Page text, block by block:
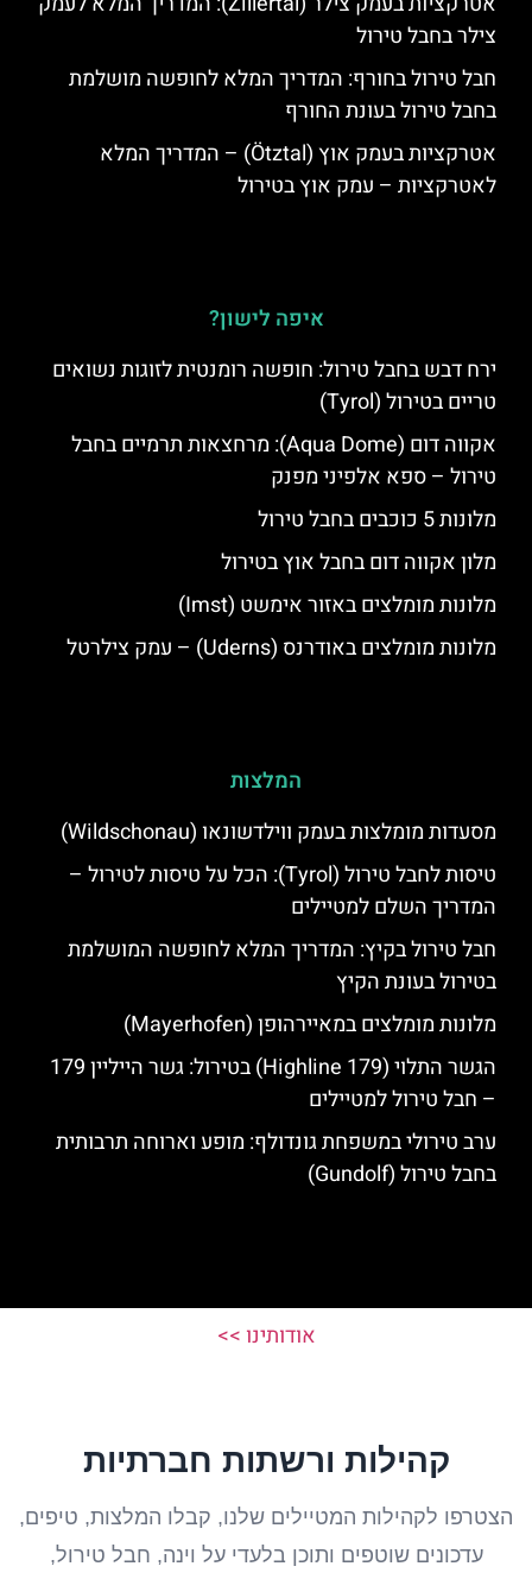
צילר בחבל טירול
חבל טירול בחורף: המדריך המלא לחופשה מושלמת
בחבל טירול בעונת החורף
אטרקציות בעמק אוץ (Ötztal) – המדריך המלא
לאטרקציות – עמק אוץ בטירול
איפה לישון?
ירח דבש בחבל טירול: חופשה רומנטית לזוגות נשואים
טריים בטירול (Tyrol)
אקווה דום (Aqua Dome): מרחצאות תרמיים בחבל
טירול – ספא אלפיני מפנק
מלונות 5 כוכבים בחבל טירול
מלון אקווה דום בחבל אוץ בטירול
מלונות מומלצים באזור אימשט (Imst)
מלונות מומלצים באודרנס (Uderns) – עמק צילרטל
המלצות
מסעדות מומלצות בעמק ווילדשונאו (Wildschonau)
טיסות לחבל טירול (Tyrol): הכל על טיסות לטירול –
המדריך השלם למטיילים
חבל טירול בקיץ: המדריך המלא לחופשה המושלמת
בטירול בעונת הקיץ
מלונות מומלצים במאיירהופן (Mayerhofen)
הגשר התלוי (Highline 179) בטירול: גשר הייליין 179
– חבל טירול למטיילים
ערב טירולי במשפחת גונדולף: מופע וארוחה תרבותית
בחבל טירול (Gundolf)
אודותינו >>
קהילות ורשתות חברתיות
הצטרפו לקהילות המטיילים שלנו, קבלו המלצות, טיפים,
עדכונים שוטפים ותוכן בלעדי על וינה, חבל טירול,